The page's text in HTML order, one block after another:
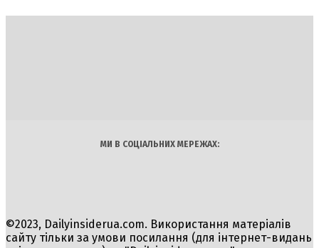
МИ В СОЦІАЛЬНИХ МЕРЕЖАХ:
©2023, Dailyinsiderua.com. Використання матеріалів
сайту тільки за умови посилання (для інтернет-видань